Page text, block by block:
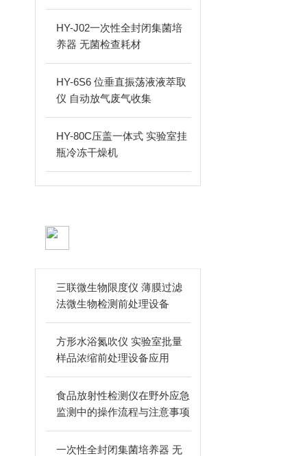
HY-J02一次性全封闭集菌培
养器 无菌检查耗材
HY-6S6 位垂直振荡液液萃取
仪 自动放气废气收集
HY-80C压盖一体式 实验室挂
瓶冷冻干燥机
三联微生物限度仪 薄膜过滤
法微生物检测前处理设备
方形水浴氮吹仪 实验室批量
样品浓缩前处理设备应用
食品放射性检测仪在野外应急
监测中的操作流程与注意事项
一次性全封闭集菌培养器 无